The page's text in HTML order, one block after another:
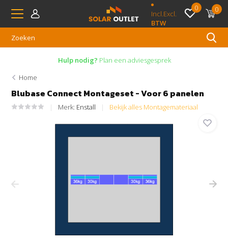
Incl.Excl.
BTW
0 0
Hulp nodig? Plan een adviesgesprek
Home
Blubase Connect Montageset - Voor 6 panelen
Merk: Enstall Bekijk alles Montagemateriaal